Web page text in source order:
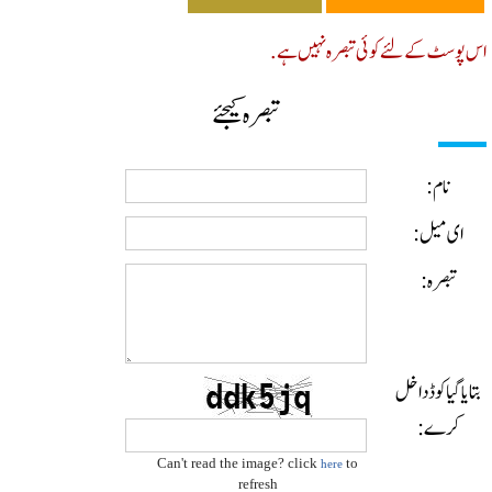
کے لئے کوئی تبصرہ نہیں ہے.
تبصرہ کیجئے
نام:
ای میل:
تبصرہ:
گیا کوڈ داخل
کرے:
Can't read the image? clickhere
refresh